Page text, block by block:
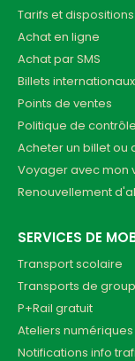
Tarifs et dispositions
Achat en ligne
Achat par SMS
Billets internationaux
Points de ventes
Politique de contrôle
Acheter un billet ou
Voyager avec mon
Renouvellement
SERVICES DE
Transport scolaire
Transports de
P+Rail gratuit
Ateliers
Notifications info